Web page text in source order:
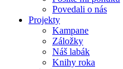
Povedali o nás
Projekty
Kampane
Záložky
Náš labák
Knihy roka